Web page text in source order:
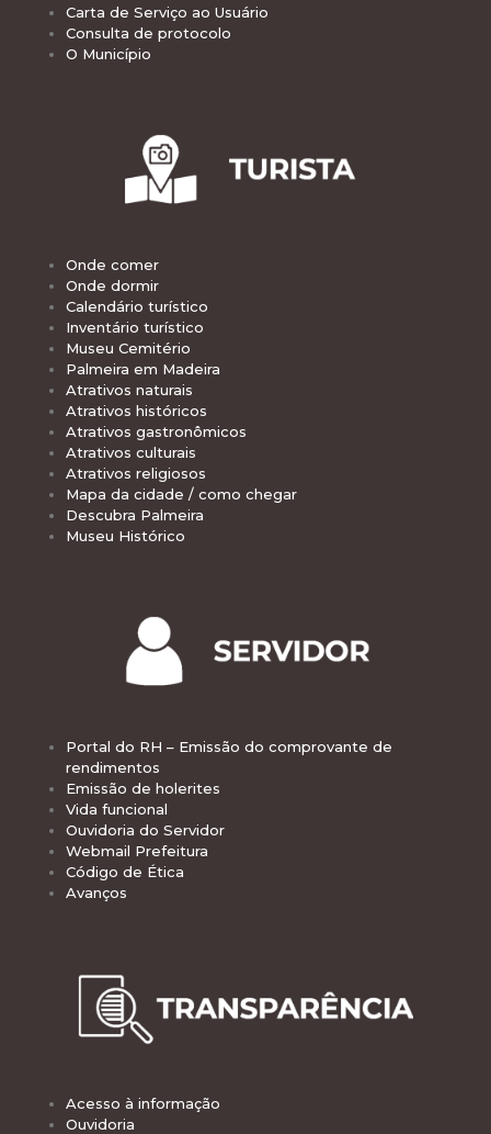
Carta de Serviço ao Usuário
Consulta de protocolo
O Município
Onde comer
Onde dormir
Calendário turístico
Inventário turístico
Museu Cemitério
Palmeira em Madeira
Atrativos naturais
Atrativos históricos
Atrativos gastronômicos
Atrativos culturais
Atrativos religiosos
Mapa da cidade / como chegar
Descubra Palmeira
Museu Histórico
Portal do RH – Emissão do comprovante de
rendimentos
Emissão de holerites
Vida funcional
Ouvidoria do Servidor
Webmail Prefeitura
Código de Ética
Avanços
Acesso à informação
Ouvidoria